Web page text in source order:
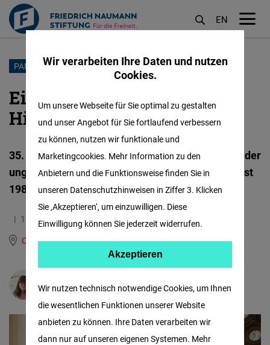
Direkt
Inhalt
EN
PANEUROÄISCHES PICKNICK
Ein Mahl unter freiem
Himmel für Europas Einheit
35. Jahrestag des Paneuroäischen Picknicks an der
ungarisch-österreichischen Grenze am 19. August
1989
19.08.2024
3.2 Minuten
Central Europe and the Baltic States
Aneta Švrčinová
Wir verarbeiten Ihre Daten und nutzen
Cookies.
Wir nutzen technisch notwendige Cookies, um Ihnen
die wesentlichen Funktionen unserer Website
anbieten zu können. Ihre Daten verarbeiten wir
dann nur auf unseren eigenen Systemen. Mehr
Um unsere Webseite für Sie optimal zu gestalten
und unser Angebot für Sie fortlaufend verbessern
zu können, nutzen wir funktionale und
Marketingcookies. Mehr Information zu den
Anbietern und die Funktionsweise finden Sie in
unseren Datenschutzhinweisen in Ziffer 3. Klicken
Sie ‚Akzeptieren‘, um einzuwilligen. Diese
Einwilligung können Sie jederzeit widerrufen.
Facebook
Embed
Akzeptieren